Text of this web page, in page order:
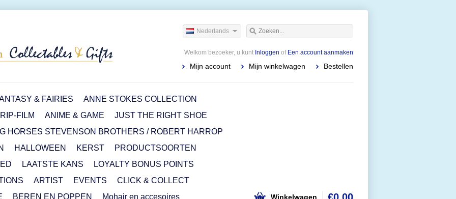
Nederlands
Welkom bezoeker, u kunt Inloggen of Een account aanmaken
Mijn account Mijn winkelwagen Bestellen
& FAIRIES
ANNE STOKES COLLECTION
FILM ANIME & GAME
JUST THE RIGHT SHOE
HORSES STEVENSON BROTHERS / ROBERT HARROP
HALLOWEEN KERST
PRODUCTSOORTEN
LAATSTE KANS
LOYALTY BONUS POINTS
ARTIST EVENTS
CLICK & COLLECT
BEREN EN POPPEN Mohair en accesoires Winkelwagen